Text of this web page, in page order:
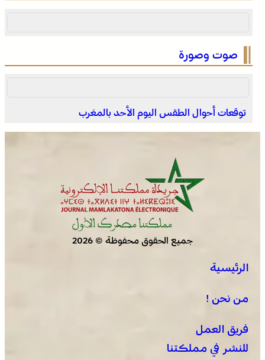
وادي زم .. مبادرة تطوعية لشباب المدينة تعيد الاعتبار لمقبرة
صوت وصورة
توقعات أحوال الطقس اليوم الأحد بالمغرب
جميع الحقوق محفوظة © 2026
الرئيسية
من نحن !
فريق العمل
للنشر في مملكتنا